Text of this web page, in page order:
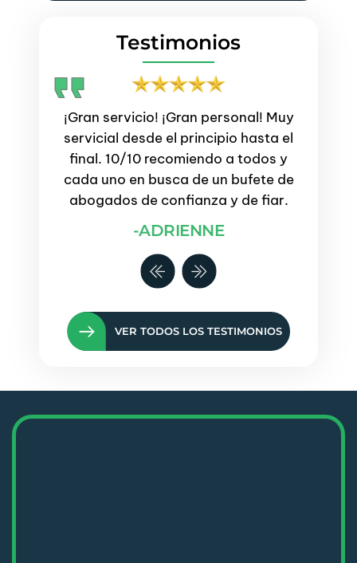
Testimonios
¡Gran servicio! ¡Gran personal! Muy
servicial desde el principio hasta el
final. 10/10 recomiendo a todos y
cada uno en busca de un bufete de
abogados de confianza y de fiar.
-ADRIENNE
VER TODOS LOS TESTIMONIOS